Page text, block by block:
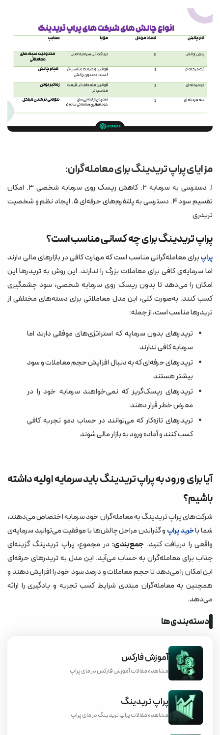
مزایای پراپ تریدینگ برای معامله‌گران:
۱. دسترسی به سرمایه ۲. کاهش ریسک روی سرمایه شخصی ۳. امکان
تقسیم سود ۴. دسترسی به پلتفرم‌های حرفه‌ای ۵. ایجاد نظم و شخصیت
تریدری
پراپ تریدینگ برای چه کسانی مناسب است؟
پراپبرای معامله‌گرانی مناسب است که مهارت کافی در بازارهای مالی دارند
اما سرمایه‌ی کافی برای معاملات بزرگ را ندارند. این روش به تریدرها این
امکان را می‌دهد تا بدون ریسک روی سرمایه شخصی، سود چشمگیری
کسب کنند. به‌صورت کلی، این مدل معاملاتی برای دسته‌های مختلفی از
تریدرها مناسب است، از جمله:
تریدرهای بدون سرمایه که استراتژی‌های موفقی دارند اما
سرمایه کافی ندارند
تریدرهای حرفه‌ای که به دنبال افزایش حجم معاملات و سود
بیشتر هستند
تریدرهای ریسک‌گریز که نمی‌خواهند سرمایه خود را در
معرض خطر قرار دهند
تریدرهای تازه‌کار که می‌توانند در حساب دمو تجربه کافی
کسب کنند و آماده ورود به بازار مالی شوند
آیا برای ورود به پراپ تریدینگ باید سرمایه اولیه داشته
باشیم؟
شرکت‌های پراپ تریدینگ به معامله‌گران خود سرمایه اختصاص می‌دهند،
شما باخرید پراپ و گذراندن مراحل چالش‌ها با موفقیت می‌توانید سرمایه‌ی
واقعی را دریافت کنید. جمع‌بندی: در مجموع، پراپ تریدینگ گزینه‌ای
جذاب برای معامله‌گران به حساب می‌آید. این مدل به تریدرهای حرفه‌ای
این امکان را می‌دهد تا حجم معاملات و درصد سود خود را افزایش دهند و
همچنین به معامله‌گران مبتدی شرایط کسب تجربه و یادگیری را ارائه
می‌دهد.
دسته‌بندی‌ها
آموزش فارکس
مشاهده مقالات آموزش فارکس در مای پراپ
پراپ تریدینگ
مشاهده مقالات پراپ تریدینگ در مای پراپ